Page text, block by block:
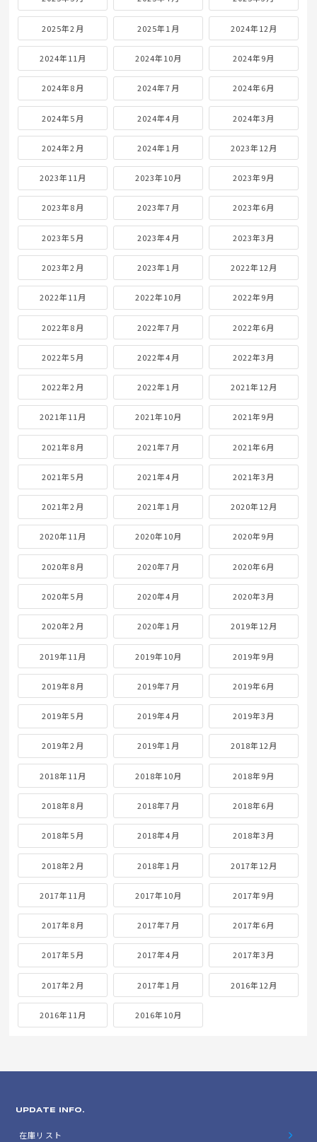
2025年2月 2025年1月 2024年12月
2024年11月 2024年10月 2024年9月
2024年8月 2024年7月 2024年6月
2024年5月 2024年4月 2024年3月
2024年2月 2024年1月 2023年12月
2023年11月 2023年10月 2023年9月
2023年8月 2023年7月 2023年6月
2023年5月 2023年4月 2023年3月
2023年2月 2023年1月 2022年12月
2022年11月 2022年10月 2022年9月
2022年8月 2022年7月 2022年6月
2022年5月 2022年4月 2022年3月
2022年2月 2022年1月 2021年12月
2021年11月 2021年10月 2021年9月
2021年8月 2021年7月 2021年6月
2021年5月 2021年4月 2021年3月
2021年2月 2021年1月 2020年12月
2020年11月 2020年10月 2020年9月
2020年8月 2020年7月 2020年6月
2020年5月 2020年4月 2020年3月
2020年2月 2020年1月 2019年12月
2019年11月 2019年10月 2019年9月
2019年8月 2019年7月 2019年6月
2019年5月 2019年4月 2019年3月
2019年2月 2019年1月 2018年12月
2018年11月 2018年10月 2018年9月
2018年8月 2018年7月 2018年6月
2018年5月 2018年4月 2018年3月
2018年2月 2018年1月 2017年12月
2017年11月 2017年10月 2017年9月
2017年8月 2017年7月 2017年6月
2017年5月 2017年4月 2017年3月
2017年2月 2017年1月 2016年12月
2016年11月 2016年10月
UPDATE INFO.
在庫リスト